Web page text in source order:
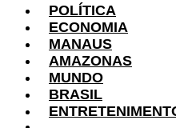
POLÍTICA
ECONOMIA
MANAUS
AMAZONAS
MUNDO
BRASIL